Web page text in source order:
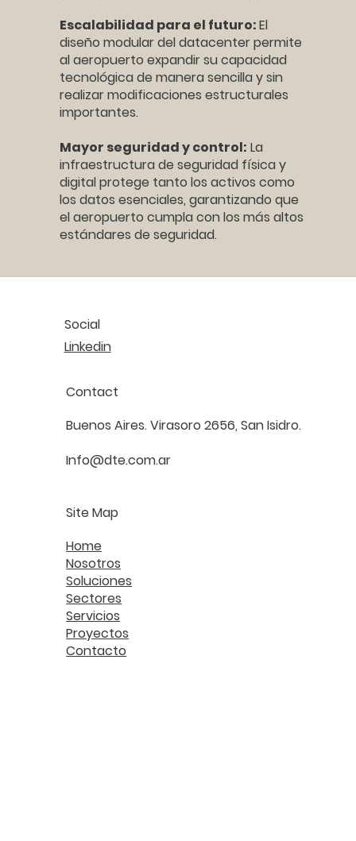
Escalabilidad para el futuro:El
diseño modular del datacenter permite
al aeropuerto expandir su capacidad
tecnológica de manera sencilla y sin
realizar modificaciones estructurales
importantes.
Mayor seguridad y control: La
infraestructura de seguridad física y
digital protege tanto los activos como
los datos esenciales, garantizando que
el aeropuerto cumpla con los más altos
estándares de seguridad.
Social
Linkedin
Contact
Buenos Aires. Virasoro 2656, San Isidro.
Info@dte.com.ar
Site Map
Home
Nosotros
Soluciones
Sectores
Servicios
Proyectos
Contacto